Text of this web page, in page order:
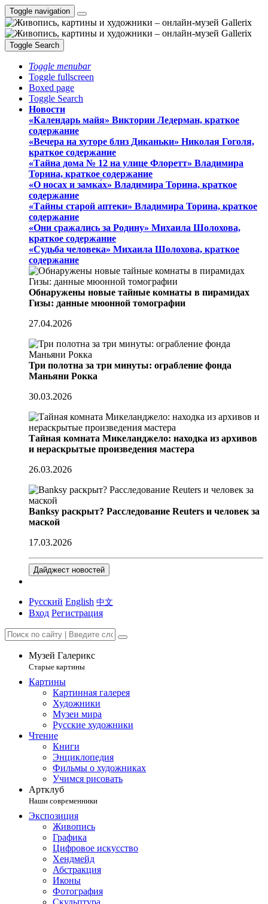
Toggle navigation
Toggle Search
Toggle menubar
Toggle fullscreen
Boxed page
Toggle Search
Новости
«Календарь майя» Виктории Ледерман, краткое
содержание
«Вечера на хуторе близ Диканьки» Николая Гоголя,
краткое содержание
«Тайна дома № 12 на улице Флоретт» Владимира
Торина, краткое содержание
«О носах и замка́х» Владимира Торина, краткое
содержание
«Тайны старой аптеки» Владимира Торина, краткое
содержание
«Они сражались за Родину» Михаила Шолохова,
краткое содержание
«Судьба человека» Михаила Шолохова, краткое
содержание
Обнаружены новые тайные комнаты в пирамидах
Гизы: данные мюонной томографии
27.04.2026
Три полотна за три минуты: ограбление фонда
Маньяни Рокка
30.03.2026
Тайная комната Микеланджело: находка из архивов
и нераскрытые произведения мастера
26.03.2026
Banksy раскрыт? Расследование Reuters и человек за
маской
17.03.2026
Дайджест новостей
Русский English 中文
Вход Регистрация
Музей Галерикс
Старые картины
Картины
Картинная галерея
Художники
Музеи мира
Русские художники
Чтение
Книги
Энциклопедия
Фильмы о художниках
Учимся рисовать
Артклуб
Наши современники
Экспозиция
Живопись
Графика
Цифровое искусство
Хендмейд
Абстракция
Иконы
Фотография
Скульптура